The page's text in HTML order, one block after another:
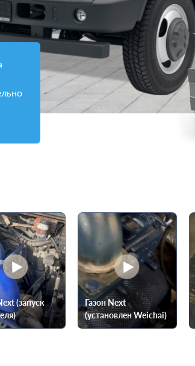
(запуск
Газон Next
(установлен Weichai)